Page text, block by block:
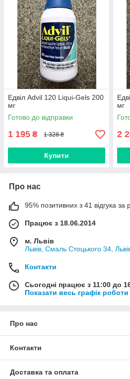
Едвіл Advil 120 Liqui-Gels 200
мг
Готово до відправки
1 195 ₴ 1 328 ₴
Купити
мг
2
Про нас
95% позитивних з 41 відгука за
Працює з 18.06.2014
м. Львів
Львів, Смаль Стоцького 34,
Контакти
Сьогодні працює з 11:00 до
Показати весь графік роботи
Про нас
Контакти
Доставка та оплата